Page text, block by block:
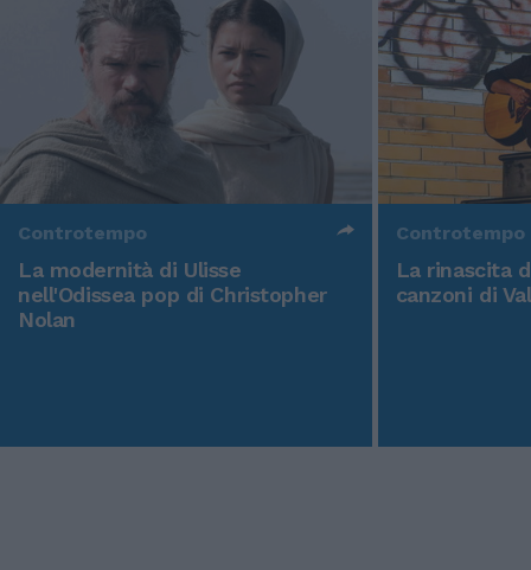
Controtempo
La modernità di Ulisse
nell'Odissea pop di Christopher
Nolan
Controtempo
La rinascita
canzoni di